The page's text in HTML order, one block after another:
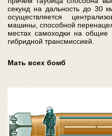
секунд на дальность до 30
осуществляется
машины, способной
местах самоходки на общие
гибридной трансмиссией.
Мать всех бомб